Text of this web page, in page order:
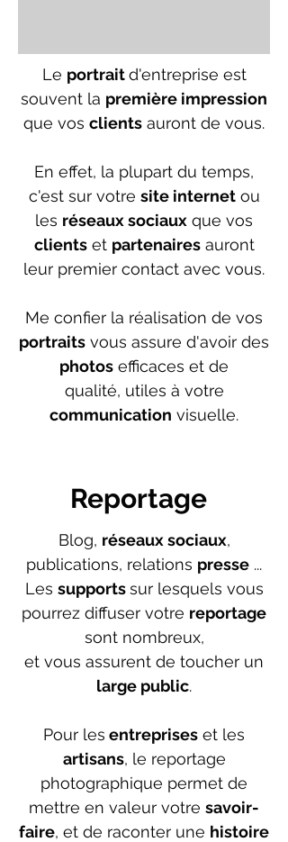
Le portraitd'entreprise est
souvent la première impression
que vos clients auront de vous.
En effet, la plupart du temps,
c'est sur votre site internetou
les réseaux sociaux que vos
clients et partenairesauront
leur premier contact avec vous.
Me confier la réalisation de vos
portraits vous assure d'avoir des
photos efficaces et de
qualité, utiles à votre
communication visuelle.
Reportage
Blog, réseaux sociaux,
publications, relations presse ...
Les supportssur lesquels vous
pourrez diffuser votre reportage
sont nombreux,
et vous assurent de toucher un
large public.
Pour les entreprises et les
artisans, le reportage
photographique permet de
mettre en valeur votre savoir-
faire, et de raconter une histoire